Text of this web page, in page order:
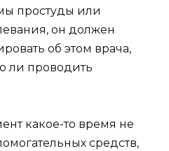
простуды или
он должен
об этом врача,
ли проводить
какое-то время не
средств,